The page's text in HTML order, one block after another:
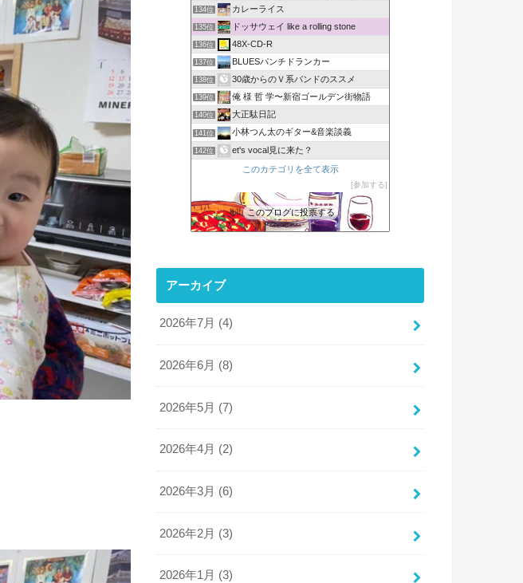
134位 カレーライス
135位 ドッサウェイ like a rolling stone
136位 48X-CD-R
137位 BLUESパンチドランカー
138位 30歳からのＶ系バンドのススメ
139位 俺 様 哲 学〜新宿ゴールデン街物語
140位 大正駄日記
141位 小林つん太のギター&音楽談義
142位 et's vocal見に来た？
このカテゴリを全て表示
参加する
このブログに投票する
アーカイブ
2026年7月 (4)
2026年6月 (8)
2026年5月 (7)
2026年4月 (2)
2026年3月 (6)
2026年2月 (3)
2026年1月 (3)